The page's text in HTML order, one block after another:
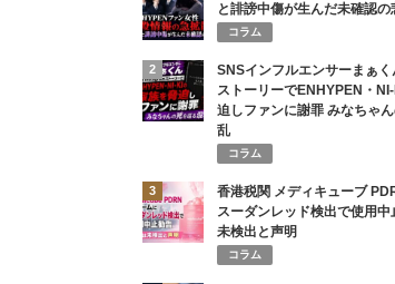
と誹謗中傷が生んだ未確認の
コラム
2
SNSインフルエンサーまぁ
ストーリーでENHYPEN・
迫しファンに謝罪 みなちゃ
乱
コラム
3
香港税関 メディキューブ
スーダンレッド検出で使用中
未検出と声明
コラム